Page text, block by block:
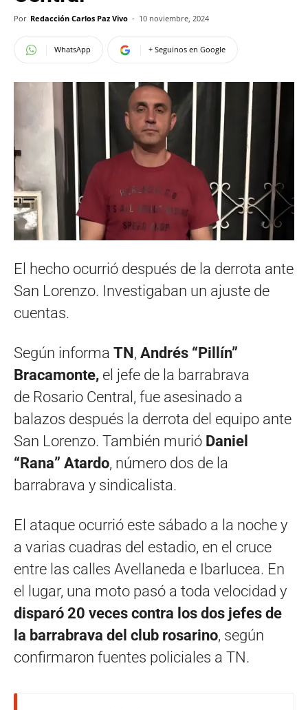
Por Redacción Carlos Paz Vivo - 10 noviembre, 2024
WhatsApp + Seguinos en Google
El hecho ocurrió después de la derrota ante
San Lorenzo. Investigaban un ajuste de
cuentas.
Según informa TN , Andrés “Pillín”
Bracamonte, el jefe de la barrabrava
de Rosario Central, fue asesinado a
balazos después la derrota del equipo ante
San Lorenzo. También murió Daniel
“Rana” Atardo, número dos de la
barrabrava y sindicalista.
El ataque ocurrió este sábado a la noche y
a varias cuadras del estadio, en el cruce
entre las calles Avellaneda e Ibarlucea. En
el lugar, una moto pasó a toda velocidad y
disparó 20 veces contra los dos jefes de
la barrabrava del club rosarino, según
confirmaron fuentes policiales a TN.